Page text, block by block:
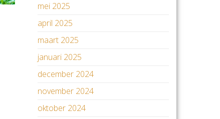
mei 2025
april 2025
maart 2025
januari 2025
december 2024
november 2024
oktober 2024